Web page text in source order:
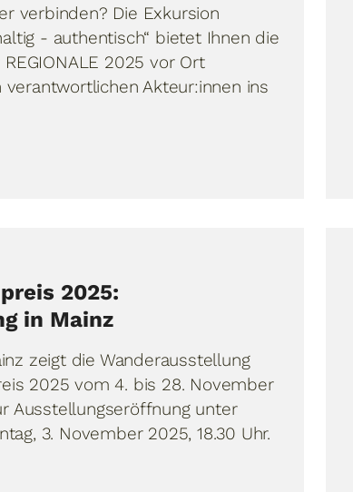
verbinden? Die Exkursion
- authentisch“ bietet Ihnen die
2025 vor Ort
Akteur:innen ins
2025:
in Mainz
zeigt die Wanderausstellung
2025 vom 4. bis 28. November
Ausstellungseröffnung unter
3. November 2025, 18.30 Uhr.